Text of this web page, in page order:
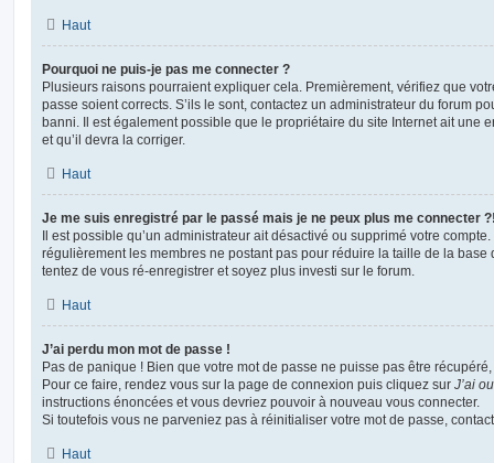
Haut
Pourquoi ne puis-je pas me connecter ?
Plusieurs raisons pourraient expliquer cela. Premièrement, vérifiez que
passe soient corrects. S’ils le sont, contactez un administrateur du forum
banni. Il est également possible que le propriétaire du site Internet ait une
et qu’il devra la corriger.
Haut
Je me suis enregistré par le passé mais je ne peux plus me connecter
Il est possible qu’un administrateur ait désactivé ou supprimé votre
régulièrement les membres ne postant pas pour réduire la taille de la base
tentez de vous ré-enregistrer et soyez plus investi sur le forum.
Haut
J’ai perdu mon mot de passe !
Pas de panique ! Bien que votre mot de passe ne puisse pas être
Pour ce faire, rendez vous sur la page de connexion puis cliquez sur J’ai
instructions énoncées et vous devriez pouvoir à nouveau vous connecter.
Si toutefois vous ne parveniez pas à réinitialiser votre mot de passe,
Haut